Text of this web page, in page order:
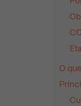
O